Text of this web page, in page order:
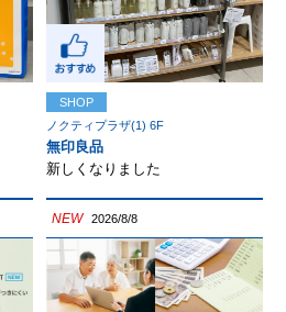
SHOP
ノクティプラザ(1) 6F
無印良品
新しくなりました
NEW 2026/8/8